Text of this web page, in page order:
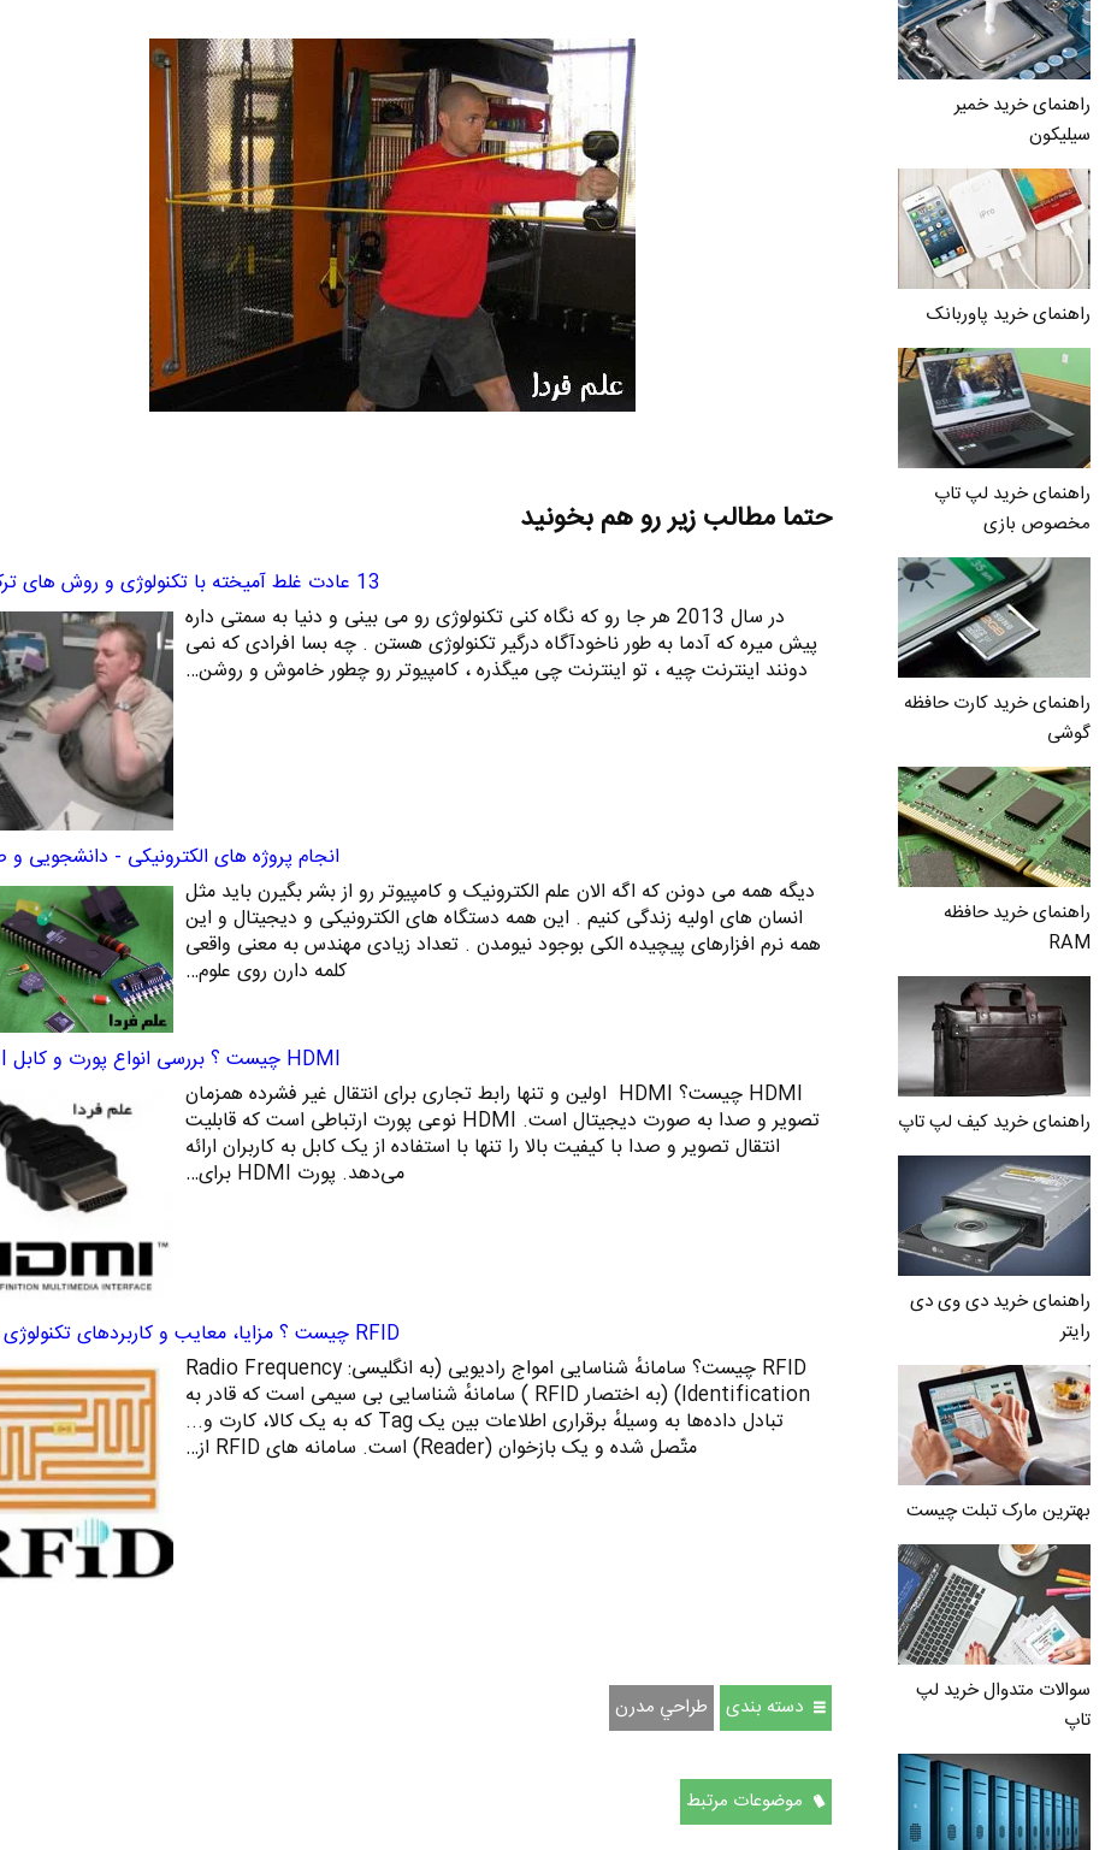
راهنمای خرید خمیر
سیلیکون
راهنمای خرید پاوربانک
راهنمای خرید لپ تاپ
مخصوص بازی
راهنمای خرید کارت حافظه
گوشی
راهنمای خرید حافظه
RAM
راهنمای خرید کیف لپ تاپ
راهنمای خرید دی وی دی
رایتر
بهترین مارک تبلت چیست
سوالات متدوال خرید لپ
تاپ
حتما مطالب زیر رو هم بخونید
13 عادت غلط آمیخته با تکنولوژی و روش های ترک آنها
در سال 2013 هر جا رو که نگاه کنی تکنولوژی رو می بینی و دنیا به سمتی داره
پیش میره که آدما به طور ناخودآگاه درگیر تکنولوژی هستن . چه بسا افرادی که نمی
دونند اینترنت چیه ، تو اینترنت چی میگذره ، کامپیوتر رو چطور خاموش و روشن…
انجام پروژه های الکترونیکی - دانشجویی
دیگه همه می دونن که اگه الان علم الکترونیک و کامپیوتر رو از بشر بگیرن باید مثل
انسان های اولیه زندگی کنیم . این همه دستگاه های الکترونیکی و دیجیتال و این
همه نرم افزارهای پیچیده الکی بوجود نیومدن . تعداد زیادی مهندس به معنی واقعی
کلمه دارن روی علوم…
HDMI چیست ؟ بررسی انواع پورت و کابل HDMI
HDMI چیست؟ HDMI اولین و تنها رابط تجاری برای انتقال غیر فشرده همزمان
تصویر و صدا به صورت دیجیتال است. HDMI نوعی پورت ارتباطی است که قابلیت
انتقال تصویر و صدا با کیفیت بالا را تنها با استفاده از یک کابل به کاربران ارائه
می‌دهد. پورت HDMI برای…
RFID چیست ؟ مزایا، معایب و کاربردهای تکنولوژی RFID
RFID چیست؟ سامانهٔ شناسایی امواج رادیویی (به انگلیسی: Radio Frequency
Identification)‏ (به اختصار RFID ) سامانهٔ شناسایی بی‌ سیمی است که قادر به
تبادل داده‌ها به ‌وسیلهٔ برقراری اطلاعات بین یک Tag که به یک کالا، کارت و...
متّصل شده‌ و یک بازخوان (Reader) است. سامانه‌ های RFID از…
دسته بندی طراحي مدرن
موضوعات مرتبط